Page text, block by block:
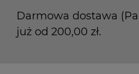
Darmowa dostawa
już od 200,00 zł.